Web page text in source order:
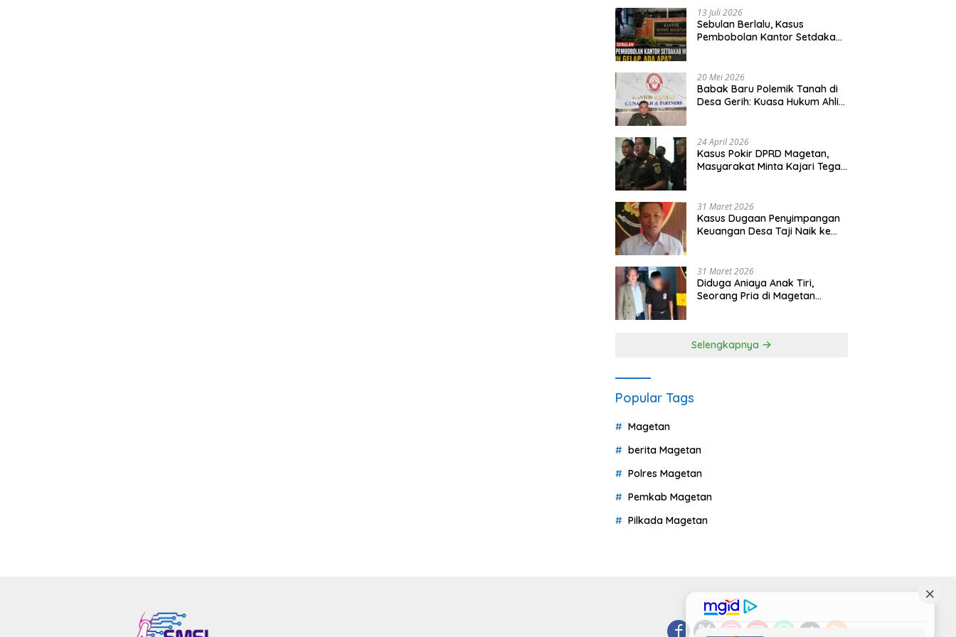
13 Juli 2026
Sebulan Berlalu, Kasus
Pembobolan Kantor Setdakab
20 Mei 2026
Babak Baru Polemik Tanah di
Desa Gerih: Kuasa Hukum Ahli
24 April 2026
Kasus Pokir DPRD Magetan,
Masyarakat Minta Kajari Tegak
31 Maret 2026
Kasus Dugaan Penyimpangan
Keuangan Desa Taji Naik ke
31 Maret 2026
Diduga Aniaya Anak Tiri,
Seorang Pria di Magetan
Selengkapnya
Popular Tags
Magetan
berita Magetan
Polres Magetan
Pemkab Magetan
Pilkada Magetan